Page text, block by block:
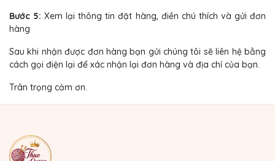
Bước 5: Xem lại thông tin đặt hàng, điền chú thích và gửi đơn
hàng
Sau khi nhận được đơn hàng bạn gửi chúng tôi sẽ liên hệ bằng
cách gọi điện lại để xác nhận lại đơn hàng và địa chỉ của bạn.
Trân trọng cảm ơn.